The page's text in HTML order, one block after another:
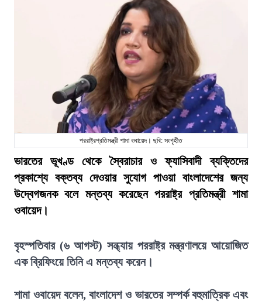
পররাষ্ট্রপ্রতিমন্ত্রী শামা ওবায়েদ। ছবি: সংগৃহীত
ভারতের ভূখণ্ড থেকে স্বৈরাচার ও ফ্যাসিবাদী ব্যক্তিদের
প্রকাশ্যে বক্তব্য দেওয়ার সুযোগ পাওয়া বাংলাদেশের জন্য
উদ্বেগজনক বলে মন্তব্য করেছেন পররাষ্ট্র প্রতিমন্ত্রী শামা
ওবায়েদ।
বৃহস্পতিবার (৬ আগস্ট) সন্ধ্যায় পররাষ্ট্র মন্ত্রণালয়ে আয়োজিত
এক ব্রিফিংয়ে তিনি এ মন্তব্য করেন।
শামা ওবায়েদ বলেন, বাংলাদেশ ও ভারতের সম্পর্ক বহুমাত্রিক এবং